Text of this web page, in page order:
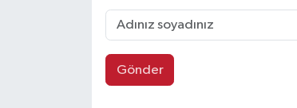
Gönder